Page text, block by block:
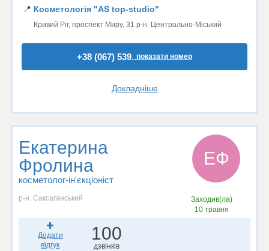
📍 Косметологія "AS top-studio"
Кривий Ріг, проспект Миру, 31 р-н. Центрально-Міський
+38 (067) 539..показати номер
Докладніше
Екатерина
Фролина
косметолог-ін'єкціоніст
ЕФ
р-н. Саксаганський
Заходив(ла)
10 травня
Додати
відгук
100
дзвінків